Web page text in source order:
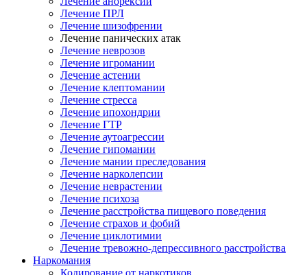
Лечение ПРЛ
Лечение шизофрении
Лечение панических атак
Лечение неврозов
Лечение игромании
Лечение астении
Лечение клептомании
Лечение стресса
Лечение ипохондрии
Лечение ГТР
Лечение аутоагрессии
Лечение гипомании
Лечение мании преследования
Лечение нарколепсии
Лечение неврастении
Лечение психоза
Лечение расстройства пищевого поведения
Лечение страхов и фобий
Лечение циклотимии
Лечение тревожно-депрессивного расстройства
Наркомания
Кодирование от наркотиков